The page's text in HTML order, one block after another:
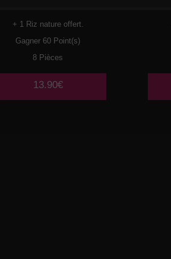
+ 1 Riz nature offert.
Gagner 60 Point(s)
8 Pièces
13.90€